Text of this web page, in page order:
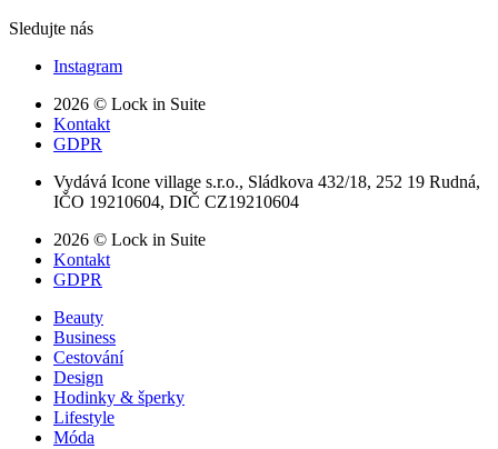
Sledujte nás
Instagram
2026 © Lock in Suite
Kontakt
GDPR
Vydává Icone village s.r.o., Sládkova 432/18, 252 19 Rudná,
IČO 19210604, DIČ CZ19210604
2026 © Lock in Suite
Kontakt
GDPR
Beauty
Business
Cestování
Design
Hodinky & šperky
Lifestyle
Móda